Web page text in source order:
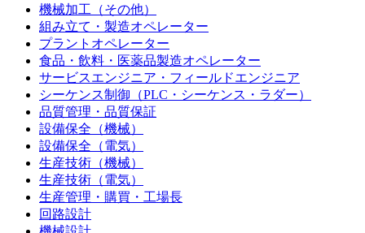
機械加工（その他）
組み立て・製造オペレーター
プラントオペレーター
食品・飲料・医薬品製造オペレーター
サービスエンジニア・フィールドエンジニア
シーケンス制御（PLC・シーケンス・ラダー）
品質管理・品質保証
設備保全（機械）
設備保全（電気）
生産技術（機械）
生産技術（電気）
生産管理・購買・工場長
回路設計